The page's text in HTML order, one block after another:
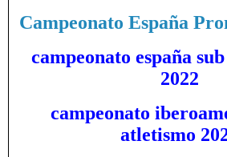
Campeonato España
campeonato españa
2022
campeonato
atletismo